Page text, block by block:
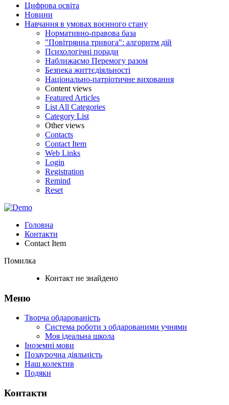
Цифрова освіта
Новини
Навчання в умовах воєнного стану
Нормативно-правова база
"Повітрянна тривога": алгоритм дій
Психологічні поради
Наближаємо Перемогу разом
Безпека життєдіяльності
Національно-патріотичне виховання
Content views
Featured Articles
List All Categories
Category List
Other views
Contacts
Contact Item
Web Links
Login
Registration
Remind
Reset
Головна
Контакти
Contact Item
Помилка
Контакт не знайдено
Меню
Творча обдарованість
Система роботи з обдарованими учнями
Моя ідеальна школа
Іноземні мови
Позаурочна діяльність
Наш колектив
Подяки
Контакти